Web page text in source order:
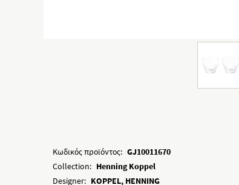
Κωδικός προϊόντος: GJ10011670
Collection: Henning Koppel
Designer: KOPPEL, HENNING